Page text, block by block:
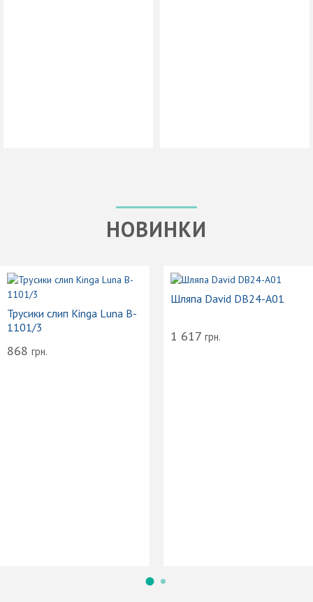
НОВИНКИ
Трусики слип Kinga Luna B-
1101/3
868 грн.
Шляпа David DB24-A01
1 617 грн.